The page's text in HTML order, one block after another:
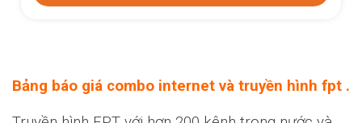
Bảng báo giá combo internet và truyền hình fpt .